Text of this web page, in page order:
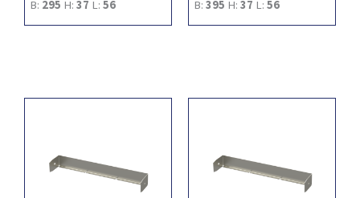
B: 295 H: 37 L: 56
B: 395 H: 37 L: 56